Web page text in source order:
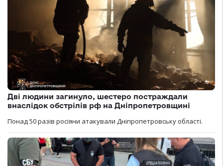
Дві людини загинуло, шестеро постраждали
внаслідок обстрілів рф на Дніпропетровщині
Понад 50 разів росіяни атакували Дніпропетровську області.